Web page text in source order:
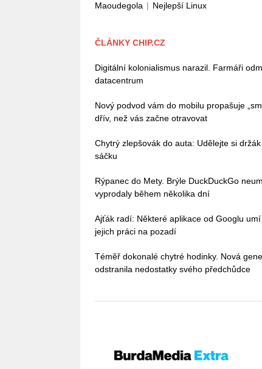
Maoudegola | Nejlepší Linux
ČLÁNKY CHIP.CZ
Digitální kolonialismus narazil. Farmáři
datacentrum
Nový podvod vám do mobilu propašuje
dřív, než vás začne otravovat
Chytrý zlepšovák do auta: Udělejte si
sáčku
Rýpanec do Mety. Brýle DuckDuckGo
vyprodaly během několika dní
Ajťák radí: Některé aplikace od Googlu
jejich práci na pozadí
Téměř dokonalé chytré hodinky. Nová
odstranila nedostatky svého předchůdce